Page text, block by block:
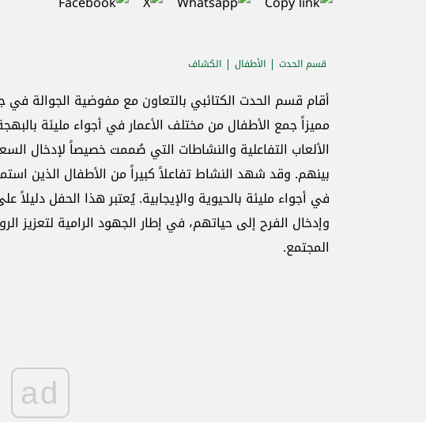
قسم الحدت الأطفال الكشاف
أقام قسم الحدت الكتائبي بالتعاون مع مفوضية الجوالة في
مميزاً جمع الأطفال من مختلف الأعمار في أجواء مليئة
الألعاب التفاعلية والنشاطات التي صُممت خصيصاً لإدخال
بينهم. وقد شهد النشاط تفاعلاً كبيراً من الأطفال الذين
في أجواء مليئة بالحيوية والإيجابية. يُعتبر هذا الحفل دليلاً
وإدخال الفرح إلى حياتهم، في إطار الجهود الرامية لتعزيز
المجتمع.
ad